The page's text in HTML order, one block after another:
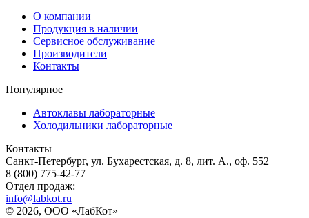
О компании
Продукция в наличии
Сервисное обслуживание
Производители
Контакты
Популярное
Автоклавы лабораторные
Холодильники лабораторные
Контакты
Санкт-Петербург, ул. Бухарестская, д. 8, лит. А., оф. 552
8 (800) 775-42-77
Отдел продаж:
info@labkot.ru
© 2026, ООО «ЛабКот»